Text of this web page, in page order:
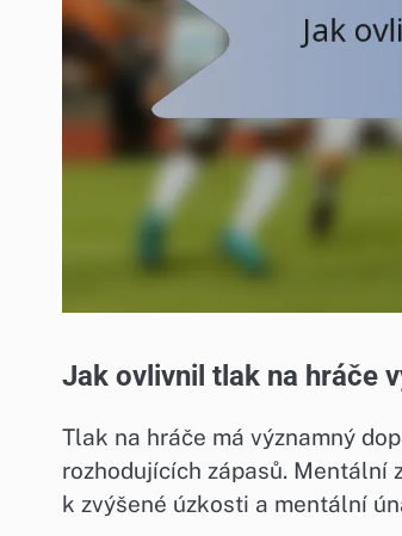
Jak ovlivnil tlak na hráče
Tlak na hráče má významný
rozhodujících zápasů. Mentální
k zvýšené úzkosti a mentální